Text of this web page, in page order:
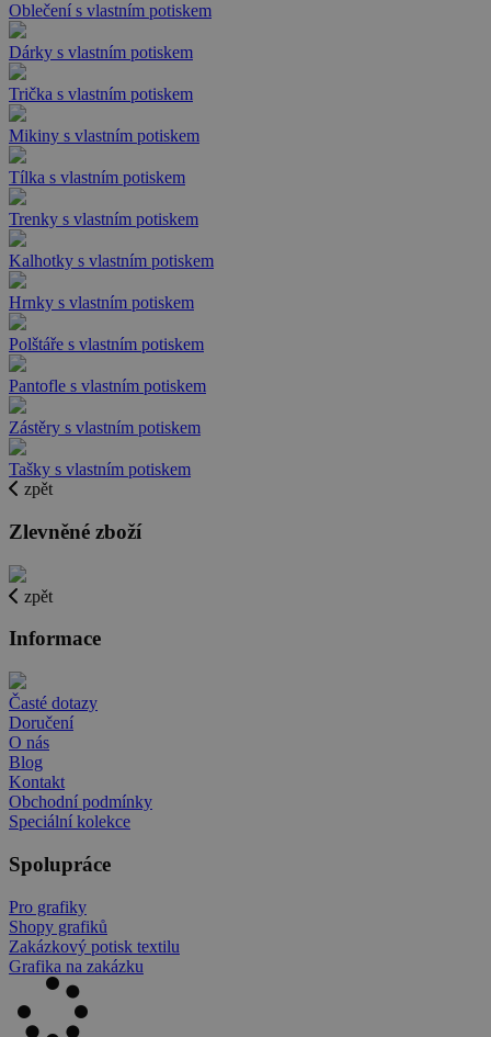
Oblečení s vlastním potiskem
Dárky s vlastním potiskem
Trička s vlastním potiskem
Mikiny s vlastním potiskem
Tílka s vlastním potiskem
Trenky s vlastním potiskem
Kalhotky s vlastním potiskem
Hrnky s vlastním potiskem
Polštáře s vlastním potiskem
Pantofle s vlastním potiskem
Zástěry s vlastním potiskem
Tašky s vlastním potiskem
zpět
Zlevněné zboží
zpět
Informace
Časté dotazy
Doručení
O nás
Blog
Kontakt
Obchodní podmínky
Speciální kolekce
Spolupráce
Pro grafiky
Shopy grafiků
Zakázkový potisk textilu
Grafika na zakázku